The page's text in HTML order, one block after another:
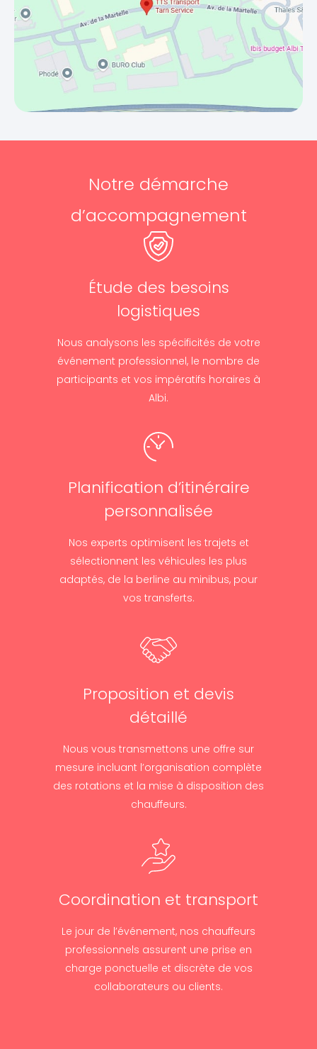
Notre démarche
d’accompagnement
Étude des besoins
logistiques
Nous analysons les spécificités de votre
événement professionnel, le nombre de
participants et vos impératifs horaires à
Albi.
Planification d’itinéraire
personnalisée
Nos experts optimisent les trajets et
sélectionnent les véhicules les plus
adaptés, de la berline au minibus, pour
vos transferts.
Proposition et devis
détaillé
Nous vous transmettons une offre sur
mesure incluant l’organisation complète
des rotations et la mise à disposition des
chauffeurs.
Coordination et transport
Le jour de l’événement, nos chauffeurs
professionnels assurent une prise en
charge ponctuelle et discrète de vos
collaborateurs ou clients.